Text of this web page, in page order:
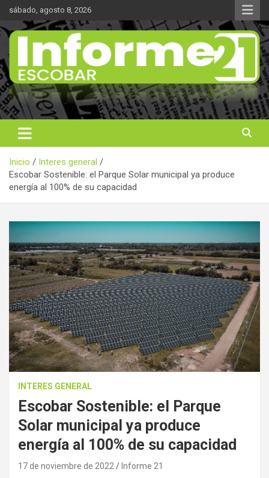
Saltar
contenido
sábado, agosto 8, 2026
Informe 21
Noticas reales
Inicio
Interes general
Escobar Sostenible: el Parque Solar municipal ya produce
energía al 100% de su capacidad
INTERES GENERAL
Escobar Sostenible: el Parque
Solar municipal ya produce
energía al 100% de su capacidad
17 de noviembre de 2022 Informe 21